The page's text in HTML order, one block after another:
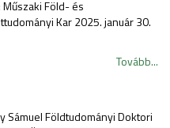
Föld- és
Kar 2025. január 30.
Tovább...
Sámuel Földtudományi Doktori